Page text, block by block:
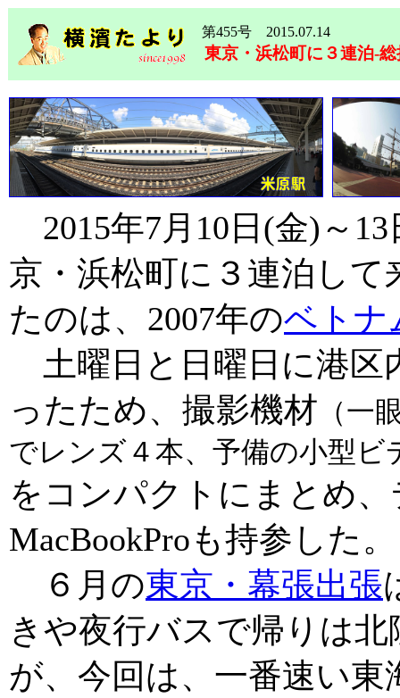
第455号 2015.07.14
東京・浜松町に３連泊-
2015年7月10日(金)～
京・浜松町に３連泊し
たのは、2007年のベトナ
土曜日と日曜日に港区
ったため、撮影機材 （一
でレンズ４本、予備の小型
をコンパクトにまとめ
MacBookProも持参した。
６月の東京・幕張出張
きや夜行バスで帰りは
が、今回は、一番速い東